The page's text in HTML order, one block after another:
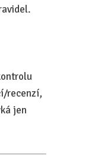
recenzí,
jen